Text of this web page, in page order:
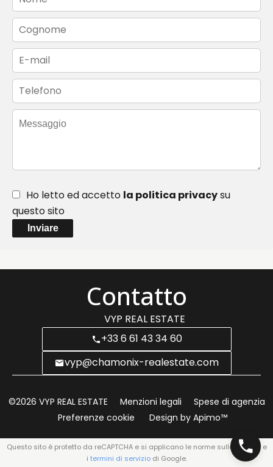
Ho letto ed accetto la politica privacysu
questo sito
Inviare
Contatto
VYP REAL ESTATE
+33 6 61 43 34 60
vyp@chamonix-realestate.com
©2026 VYP REAL ESTATE Menzioni legali
Spese di agenzia
Preferenze cookie
Design by Apimo™
Questo sito è protetto da reCAPTCHA e si applicano le norme sulla privacye
i termini di serviziodi Google.